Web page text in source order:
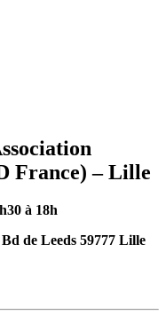
France) – Lille
à 18h
de Leeds 59777 Lille